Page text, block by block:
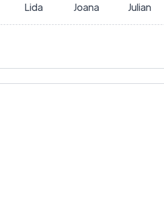
Lida Joana Julian